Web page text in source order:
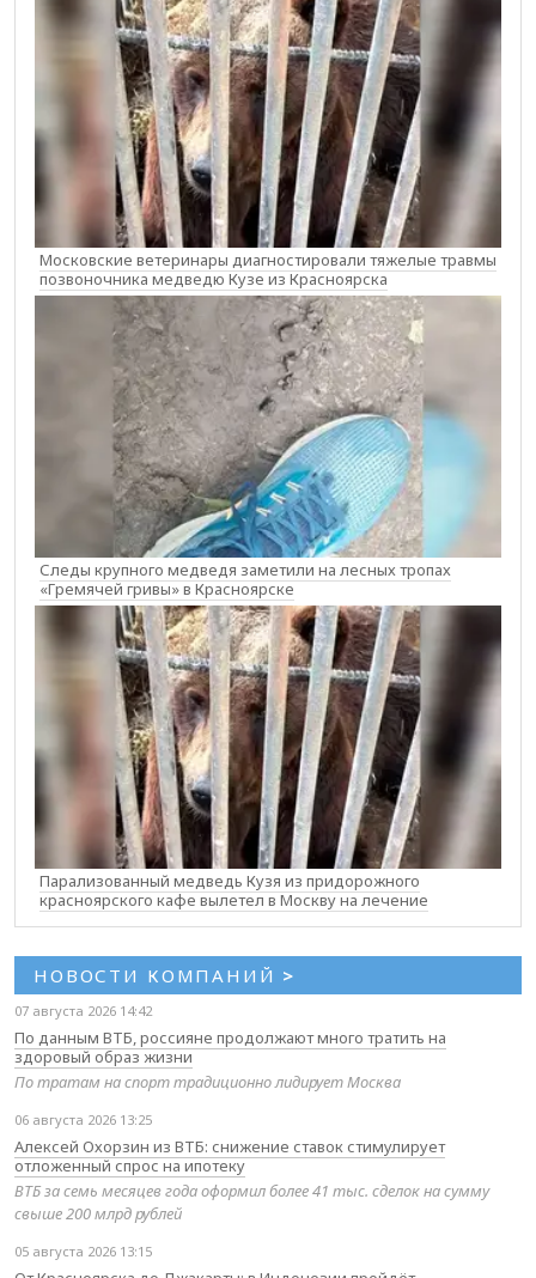
Московские ветеринары диагностировали тяжелые травмы
позвоночника медведю Кузе из Красноярска
Следы крупного медведя заметили на лесных тропах
«Гремячей гривы» в Красноярске
Парализованный медведь Кузя из придорожного
красноярского кафе вылетел в Москву на лечение
НОВОСТИ КОМПАНИЙ >
07 августа 2026 14:42
По данным ВТБ, россияне продолжают много тратить на
здоровый образ жизни
По тратам на спорт традиционно лидирует Москва
06 августа 2026 13:25
Алексей Охорзин из ВТБ: снижение ставок стимулирует
отложенный спрос на ипотеку
ВТБ за семь месяцев года оформил более 41 тыс. сделок на сумму
свыше 200 млрд рублей
05 августа 2026 13:15